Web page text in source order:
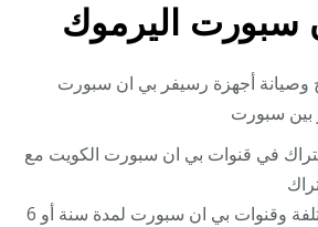
سبورت اليرموك
وصيانة أجهزة رسيفر بي ان سبورت
بين سبورت
في قنوات بي ان سبورت الكويت مع
في الباقات المختلفة وقنوات بي ان سبورت لمدة سنة أو 6